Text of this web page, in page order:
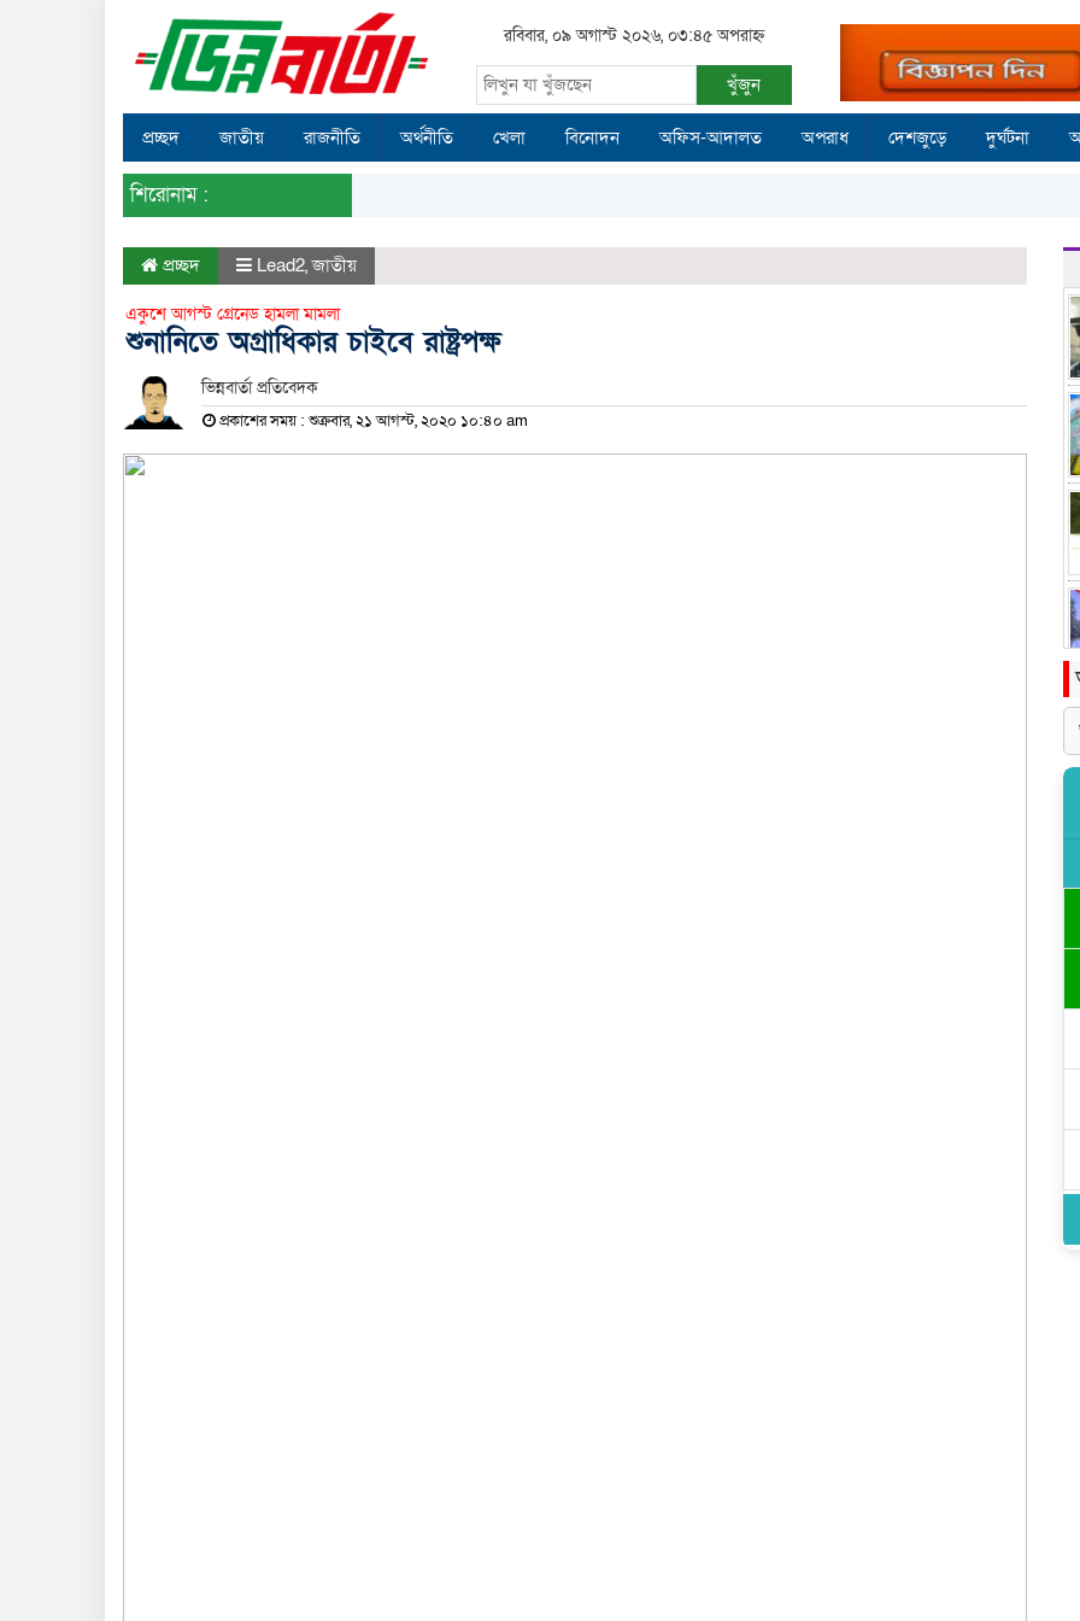
রবিবার, ০৯ অগাস্ট ২০২৬, ০৩:৪৫ অপরাহ্ন
খুঁজুন
প্রচ্ছদ জাতীয় রাজনীতি অর্থনীতি খেলা বিনোদন অফিস-আদালত অপরাধ দেশজুড়ে দুর্ঘটনা
শিরোনাম :
প্রচ্ছদ Lead2,জাতীয়
একুশে আগস্ট গ্রেনেড হামলা মামলা
শুনানিতে অগ্রাধিকার চাইবে রাষ্ট্রপক্ষ
ভিন্নবার্তা প্রতিবেদক
প্রকাশের সময় : শুক্রবার, ২১ আগস্ট, ২০২০ ১০:৪০ am